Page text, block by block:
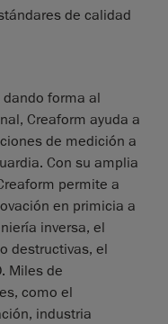
de calidad
forma al
Creaform ayuda a
de medición a
Con su amplia
permite a
en primicia a
inversa, el
destructivas, el
Miles de
como el
industria